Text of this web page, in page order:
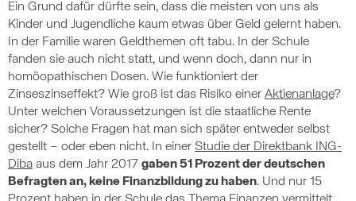
Ein Grund dafür dürfte sein, dass die meisten von uns als
Kinder und Jugendliche kaum etwas über Geld gelernt haben.
In der Familie waren Geldthemen oft tabu. In der Schule
fanden sie auch nicht statt, und wenn doch, dann nur in
homöopathischen Dosen. Wie funktioniert der
Zinseszinseffekt? Wie groß ist das Risiko einer Aktienanlage?
Unter welchen Voraussetzungen ist die staatliche Rente
sicher? Solche Fragen hat man sich später entweder selbst
gestellt – oder eben nicht. In einer Studie der Direktbank ING-
Diba aus dem Jahr 2017 gaben 51 Prozent der deutschen
Befragten an, keine Finanzbildung zu haben. Und nur 15